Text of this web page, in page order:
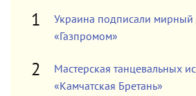
Украина подписали мирный
«Газпромом»
Мастерская танцевальных
«Камчатская Бретань»